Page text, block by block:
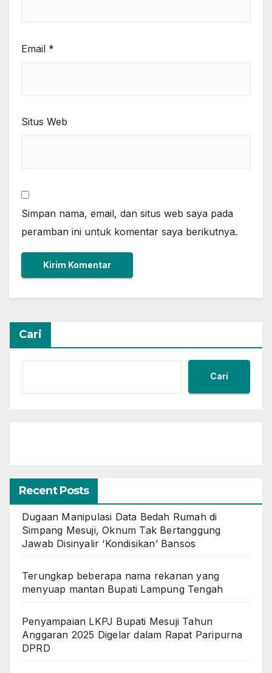
Email *
Situs Web
Simpan nama, email, dan situs web saya pada
peramban ini untuk komentar saya berikutnya.
Cari
Cari
Recent Posts
Dugaan Manipulasi Data Bedah Rumah di
Simpang Mesuji, Oknum Tak Bertanggung
Jawab Disinyalir ‘Kondisikan’ Bansos
Terungkap beberapa nama rekanan yang
menyuap mantan Bupati Lampung Tengah
Penyampaian LKPJ Bupati Mesuji Tahun
Anggaran 2025 Digelar dalam Rapat Paripurna
DPRD